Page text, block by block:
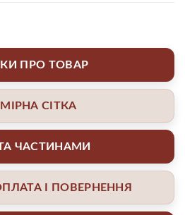
ПРО ТОВАР
СІТКА
ЧАСТИНАМИ
І ПОВЕРНЕННЯ